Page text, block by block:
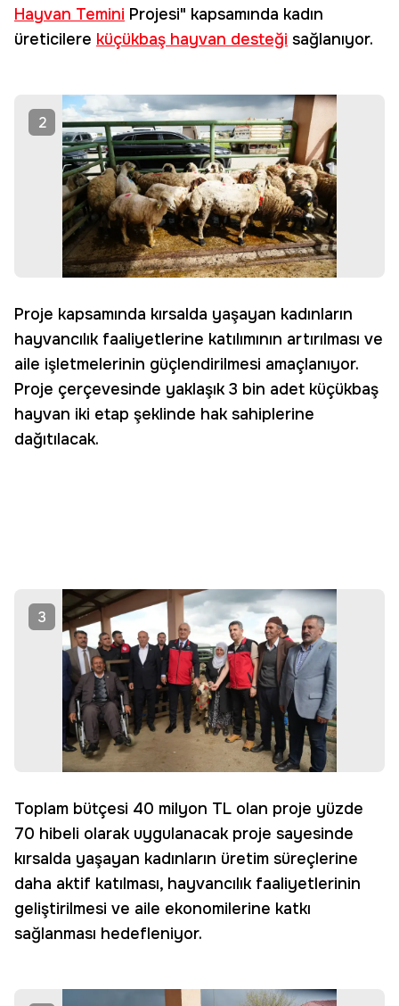
Hayvan Temini Projesi" kapsamında kadın
üreticilere küçükbaş hayvan desteği sağlanıyor.
2
Proje kapsamında kırsalda yaşayan kadınların
hayvancılık faaliyetlerine katılımının artırılması ve
aile işletmelerinin güçlendirilmesi amaçlanıyor.
Proje çerçevesinde yaklaşık 3 bin adet küçükbaş
hayvan iki etap şeklinde hak sahiplerine
dağıtılacak.
3
Toplam bütçesi 40 milyon TL olan proje yüzde
70 hibeli olarak uygulanacak proje sayesinde
kırsalda yaşayan kadınların üretim süreçlerine
daha aktif katılması, hayvancılık faaliyetlerinin
geliştirilmesi ve aile ekonomilerine katkı
sağlanması hedefleniyor.